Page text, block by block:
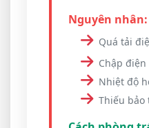
Nguyên nhân:
Quá tải
Chập
Nhiệt độ
Thiếu